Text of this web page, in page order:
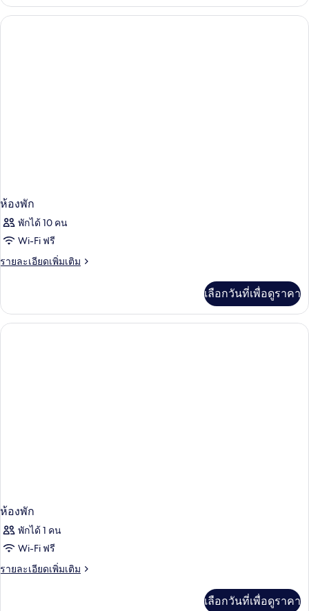
เกี่ยว
กับ
ห้อง
ห้องพัก
พักได้ 10 คน
Wi-Fi ฟรี
รายละเอียดเพิ่มเติม
ราย
เกี่ยว
กับ
ห้อง
เลือกวันที่เพื่อดูราคา
ห้องพัก
พักได้ 1 คน
Wi-Fi ฟรี
รายละเอียดเพิ่มเติม
ราย
เลือกวันที่เพื่อดูราคา